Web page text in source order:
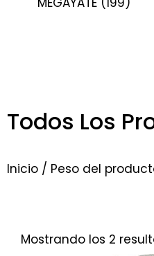
Todos Los
Inicio / Peso del
Mostrando los 2